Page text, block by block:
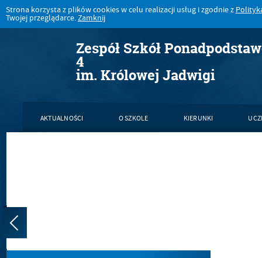
Strona korzysta z plików cookies w celu realizacji usług i zgodnie z
Twojej przeglądarce.Zamknij
Zespół Szkół
4
im. Królowej Jadwigi
AKTUALNOŚCI O SZKOLE KIERUNKI